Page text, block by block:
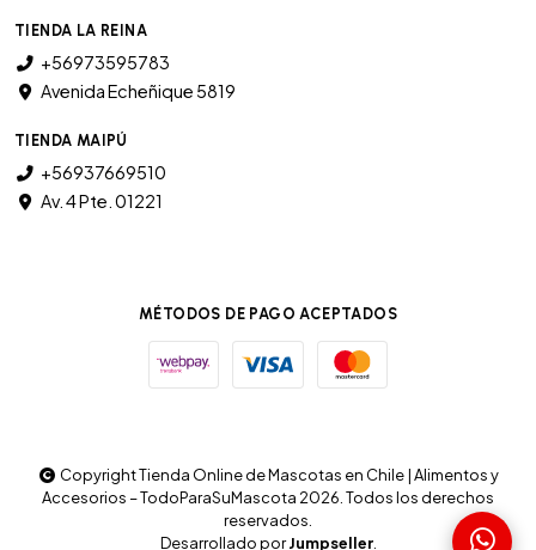
TIENDA LA REINA
+56973595783
Avenida Echeñique 5819
TIENDA MAIPÚ
+56937669510
Av. 4 Pte. 01221
MÉTODOS DE PAGO ACEPTADOS
Copyright Tienda Online de Mascotas en Chile | Alimentos y
Accesorios – TodoParaSuMascota 2026. Todos los derechos
reservados.
Desarrollado porJumpseller.